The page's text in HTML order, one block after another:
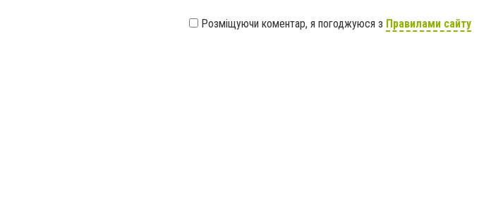
Розміщуючи коментар, я погоджуюся з Правилами сайту